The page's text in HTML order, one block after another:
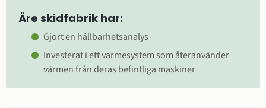
Åre skidfabrik har:
Gjort en hållbarhetsanalys
Investerat i ett värmesystem som återanvänder
värmen från deras befintliga maskiner